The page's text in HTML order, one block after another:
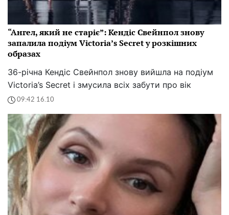
“Ангел, який не старіє”: Кендіс Свейнпол знову
запалила подіум Victoria’s Secret у розкішних
образах
36-річна Кендіс Свейнпол знову вийшла на подіум
Victoria’s Secret і змусила всіх забути про вік
09:42 16.10